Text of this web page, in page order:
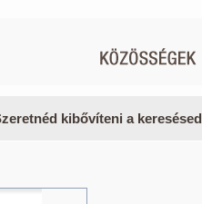
kibővíteni a keresésed